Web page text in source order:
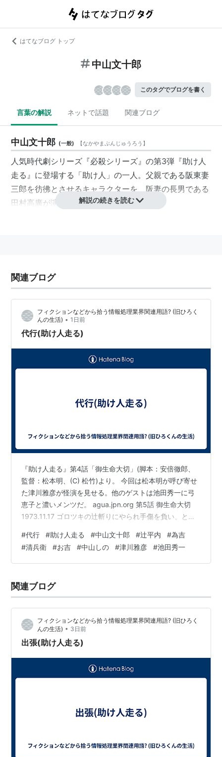
はてなブログ トップ
中山文十郎
このタグでブログを書く
言葉の解説 ネットで話題 関連ブログ
中山文十郎 (一般) 【なかやまぶんじゅうろう 】
人気時代劇シリーズ『必殺シリーズ』の第3弾『助け人
走る』に登場する「助け人」の一人。父親である阪東妻
三郎を彷彿とさせるキャラクターを、阪妻の長男である
田村高廣が演じている。
表の仕事は用心棒などが多いが、裏では凄腕の剣客とし
て悪しき暴徒を葬り去る。
は大刀や、刀の形をした「鉄心の太刀」を振り回す。
相手の技量に応じて手加減できるほどの技量を持ち、中
村主水との対決では空中とんぼ返りで引き分けに終わっ
愛だが、彼女のやきもちや気分屋の性格には手を焼いて
お茶屋の看板娘である「しの」という妹がいるが、油紙
の利吉（秋野太作）がちょっかいを出すためいつも気苦
番組後半からは奉行所の監視下で裏稼業を行うようにな
り、陽気な一面は影を潜め、暗く用心深い部分が表出し
ていた。
中山文十郎 (読書 なかやまぶんじゅうろう】
1994年12月、蛭田昌人が原作を手掛けたゲーム『同級
生』を小説化。翌95年12月に第2巻、97年5月に第3巻
（完結）を出版。
製乱造で読むに耐えない質であった中、小説として成り
立つ作品を提供し、その名を知られるようになる。
10月より、ぢたま某との共著になる『まほ
ろまてぃっく』を発表。現在に至る。
「同級生 きっと、忘れない夏」
解説の続きを読む
関連ブログ
フィクションなどから拾う情報処理業界関連用語? (旧ひろく
んの生活) • 1日前
代行(助け人走る)
『助け人走る』第4話「御生命大切」(脚本：安倍徹郎、
監督：松本明、(C) 松竹)より。 今回は松本明が呼び寄せ
た津川雅彦が怪演を見せる。他のゲストは池田秀一に弓
恵子と濃いメンツだ。 agua.jpn.org 第5話 御生命大切
1973.11.17 ゴロツキの辻斬りにやられ手傷を負い、とも
機に、若侍宅に使える女中が助け人に依頼、文さんたち
が仕留めたゴロツキを主人の手柄に偽装して名誉を回復
させる。一転して武門の誉れと評判をとり昇進の沙汰も
る。これをアフターケアの助け人、女中は身を引き、残
された若侍…
#代行 #助け人走る #中山文十郎 #辻平内 #為吉
#清兵衛 #お吉 #中山しの #津川雅彦 #池田秀一
関連ブログ
フィクションなどから拾う情報処理業界関連用語? (旧ひろく
んの生活) • 3日前
出張(助け人走る)